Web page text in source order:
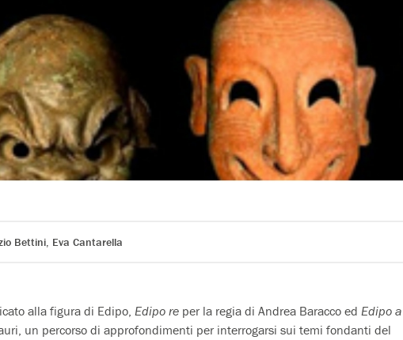
Bettini, Eva Cantarella
alla figura di Edipo, Edipo re per la regia di Andrea Baracco ed Edipo a
un percorso di approfondimenti per interrogarsi sui temi fondanti del